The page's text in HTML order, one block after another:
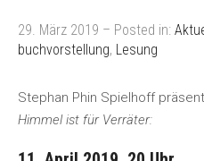
29. März 2019 – Posted in:
buchvorstellung, Lesung
Stephan Phin Spielhoff
Himmel ist für Verräter: